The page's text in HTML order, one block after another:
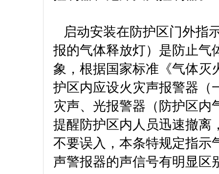
启动安装在防护区门外指
报的气体释放灯）是防止气
象，根据国家标准《气体灭
护区内应设火灾声报警器（
灾声、光报警器（防护区内
提醒防护区内人员迅速撤离
不要误入，本条特规定指示
声警报器的声信号有明显区